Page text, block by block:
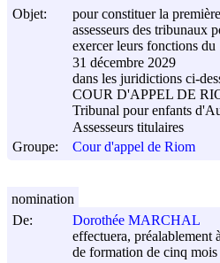
Objet:
pour constituer la
assesseurs des tribunaux
exercer leurs fonctions
31 décembre 2029
dans les juridictions ci-
COUR D'APPEL DE
Tribunal pour enfants
Assesseurs titulaires
Groupe:
Cour d'appel de Riom
De:
Dorothée MARCHAL
effectuera, préalablement
de formation de cinq mois
nomination